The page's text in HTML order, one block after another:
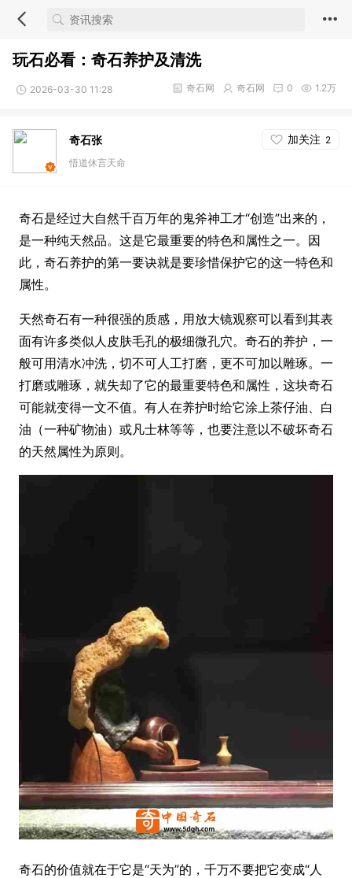
玩石必看：奇石养护及清洗
2026-03-30 11:28 1.2万
0
奇石网
奇石网
奇石张 加关注 2
悟道休言天命
奇石是经过大自然千百万年的鬼斧神工才“创造”出来的，
是一种纯天然品。这是它最重要的特色和属性之一。因
此，奇石养护的第一要诀就是要珍惜保护它的这一特色和
属性。
天然奇石有一种很强的质感，用放大镜观察可以看到其表
面有许多类似人皮肤毛孔的极细微孔穴。奇石的养护，一
般可用清水冲洗，切不可人工打磨，更不可加以雕琢。一
打磨或雕琢，就失却了它的最重要特色和属性，这块奇石
可能就变得一文不值。有人在养护时给它涂上茶仔油、白
油（一种矿物油）或凡士林等等，也要注意以不破坏奇石
的天然属性为原则。
奇石的价值就在于它是“天为”的，千万不要把它变成“人